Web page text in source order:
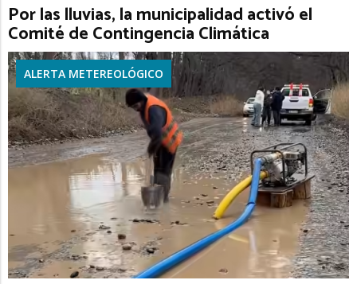
Por las lluvias, la municipalidad activó el
Comité de Contingencia Climática
ALERTA METEREOLÓGICO